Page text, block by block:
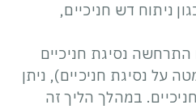
ניתוח דש חניכיים,
נסיגת חניכיים
על נסיגת חניכיים), ניתן
במהלך הליך זה